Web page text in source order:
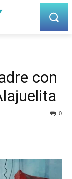
con
0